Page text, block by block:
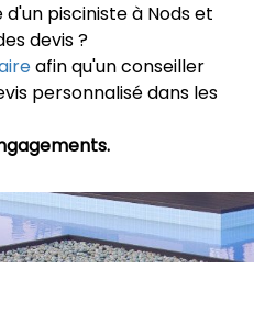
pisciniste à Nods et
devis ?
afin qu'un conseiller
personnalisé dans les